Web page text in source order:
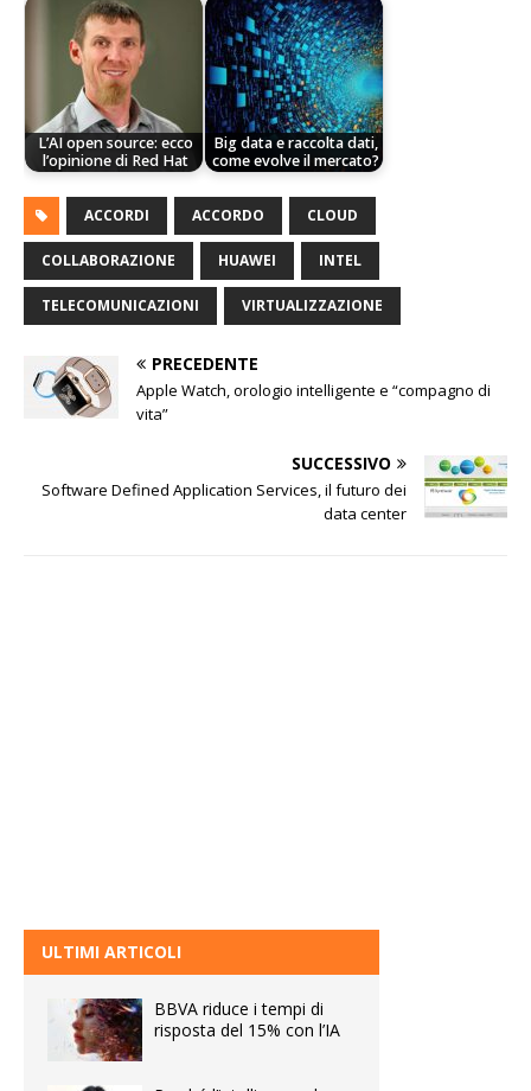
L’AI open source: ecco
l’opinione di Red Hat
Big data e raccolta dati,
come evolve il mercato?
ACCORDI ACCORDO CLOUD
COLLABORAZIONE HUAWEI INTEL
TELECOMUNICAZIONI VIRTUALIZZAZIONE
PRECEDENTE
Apple Watch, orologio intelligente e “compagno di
vita”
SUCCESSIVO
Software Defined Application Services, il futuro dei
data center
ULTIMI ARTICOLI
BBVA riduce i tempi di
risposta del 15% con l’IA